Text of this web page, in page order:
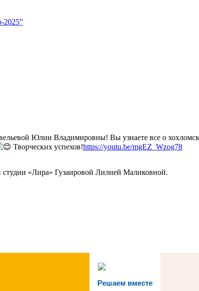
2025”
Юлии Владимировны! Вы узнаете все о
Творческих успехов!https://youtu.be/mgEZ_Wzog78
студии «Лира» Гузаировой Лилией Маликовной.
Решаем вместе